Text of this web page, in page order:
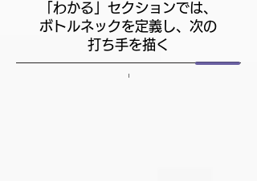
「わかる」セクションでは、
ボトルネックを定義し、次の
打ち手を描く